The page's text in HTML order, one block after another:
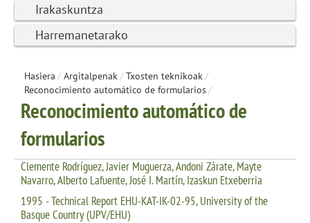
Irakaskuntza
Harremanetarako
Hasiera / Argitalpenak/ Txosten teknikoak/
Reconocimiento automático de formularios/
Reconocimiento automático de
formularios
Clemente Rodríguez, Javier Muguerza, Andoni Zárate, Mayte
Navarro, Alberto Lafuente, José I. Martín, Izaskun Etxeberria
1995 - Technical Report EHU-KAT-IK-02-95, University of the
Basque Country (UPV/EHU)